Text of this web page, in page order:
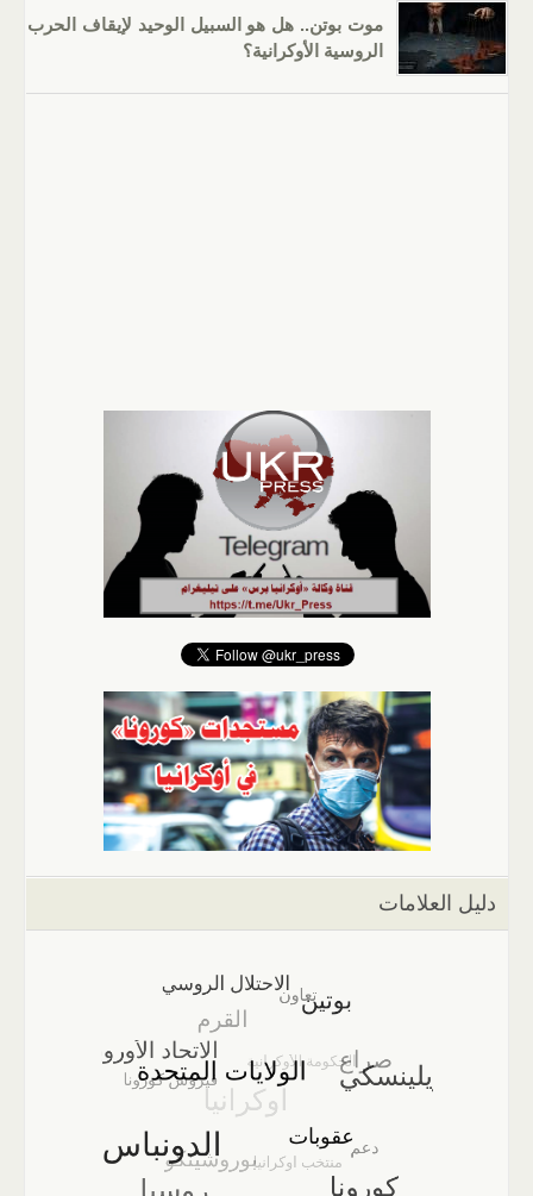
موت بوتن.. هل هو السبيل الوحيد لإيقاف الحرب
الروسية الأوكرانية؟
دليل العلامات